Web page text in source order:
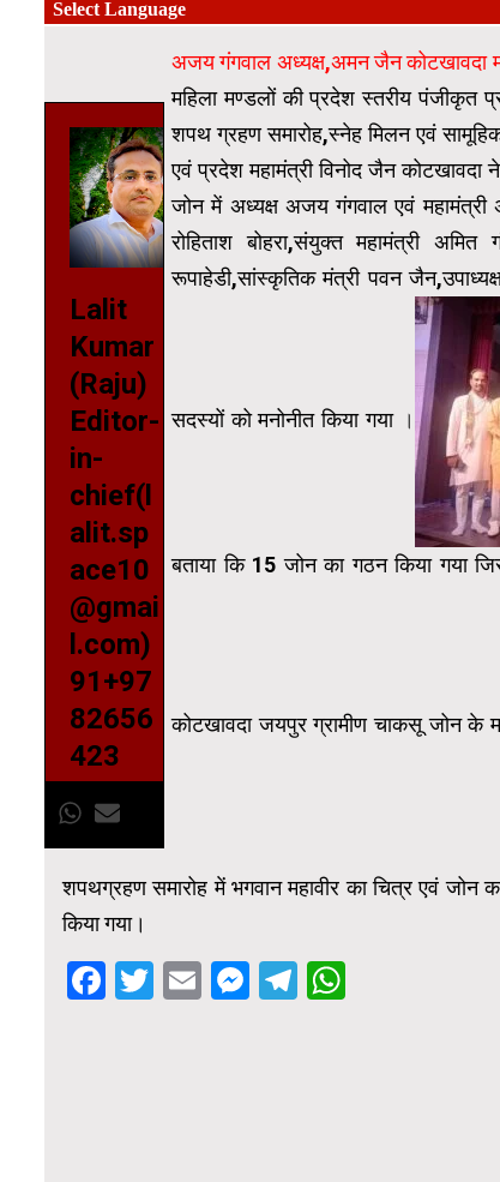
Lalit
Kumar
(Raju)
Editor-
in-
chief(l
alit.sp
ace10
@gmai
l.com)
91+97
82656
423
अजय गंगवाल अध्यक्ष,अमन जैन कोटखावदा
महिला मण्डलों की प्रदेश स्तरीय पंजीकृत
शपथ ग्रहण समारोह,स्नेह मिलन एवं
एवं प्रदेश महामंत्री विनोद जैन
जोन में अध्यक्ष अजय गंगवाल एवं महामंत्री
रोहिताश बोहरा,संयुक्त महामंत्री अमित
रूपाहेडी,सांस्कृतिक मंत्री पवन
सदस्यों को मनोनीत किया गया।
बताया कि 15 जोन का गठन किया
कोटखावदा जयपुर ग्रामीण चाकसू जोन के
शपथग्रहण समारोह में भगवान महावीर का चित्र एवं
किया गया।
Facebook
Twitter
EmailMessenger
Telegram